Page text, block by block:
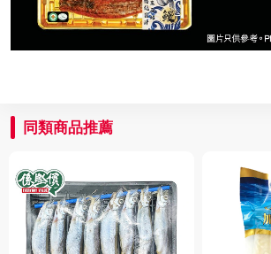
同類商品推薦